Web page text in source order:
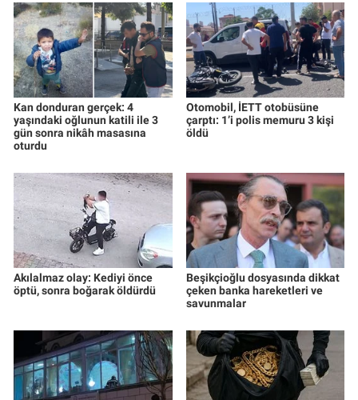
Kan donduran gerçek: 4
yaşındaki oğlunun katili ile 3
gün sonra nikâh masasına
oturdu
Otomobil, İETT otobüsüne
çarptı: 1’i polis memuru 3 kişi
öldü
Akılalmaz olay: Kediyi önce
öptü, sonra boğarak öldürdü
Beşikçioğlu dosyasında dikkat
çeken banka hareketleri ve
savunmalar